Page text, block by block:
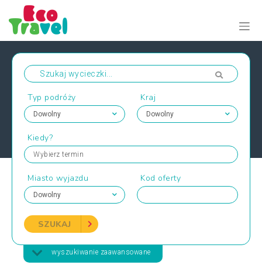
Typ podróży Kraj
Kiedy?
Wybierz termin
Miasto wyjazdu Kod oferty
SZUKAJ
wyszukiwanie zaawansowane